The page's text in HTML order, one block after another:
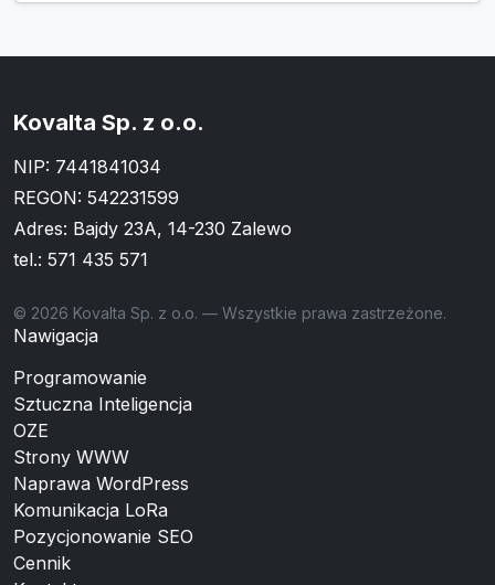
Kovalta Sp. z o.o.
NIP: 7441841034
REGON: 542231599
Adres: Bajdy 23A, 14-230 Zalewo
tel.: 571 435 571
© 2026 Kovalta Sp. z o.o. — Wszystkie prawa zastrzeżone.
Nawigacja
Programowanie
Sztuczna Inteligencja
OZE
Strony WWW
Naprawa WordPress
Komunikacja LoRa
Pozycjonowanie SEO
Cennik